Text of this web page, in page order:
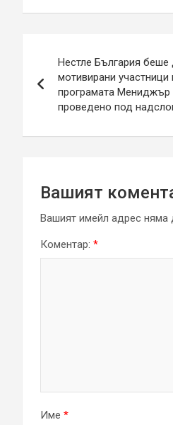
Нестле България
мотивирани
програмата Мениджър
проведено под
Вашият
Вашият имейл адрес няма
Коментар: *
Име *